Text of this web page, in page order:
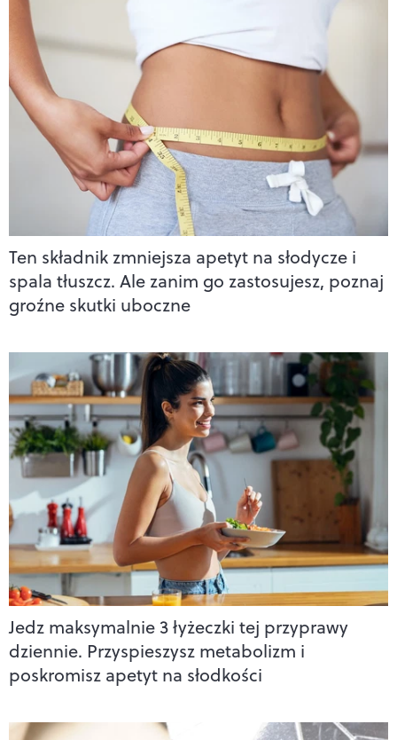
Ten składnik zmniejsza apetyt na słodycze i
spala tłuszcz. Ale zanim go zastosujesz, poznaj
groźne skutki uboczne
Jedz maksymalnie 3 łyżeczki tej przyprawy
dziennie. Przyspieszysz metabolizm i
poskromisz apetyt na słodkości